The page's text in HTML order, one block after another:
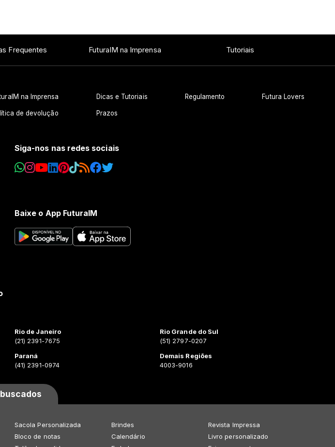
Frequentes FuturaIM na Imprensa Tutoriais
na Imprensa Dicas e Tutoriais Regulamento Futura Lovers
de devolução Prazos
Siga-nos nas redes sociais
Baixe o App FuturaIM
Rio de Janeiro
(21) 2391-7675
Paraná
(41) 2391-0974
Rio Grande do Sul
(51) 2797-0207
Demais Regiões
4003-9016
Sacola Personalizada
Bloco de notas
Brindes
Calendário
Revista Impressa
Livro personalizado